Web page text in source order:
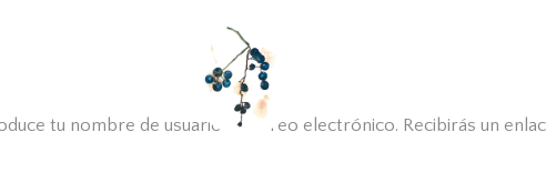
tu nombre de usuario o correo electrónico. Recibirás un